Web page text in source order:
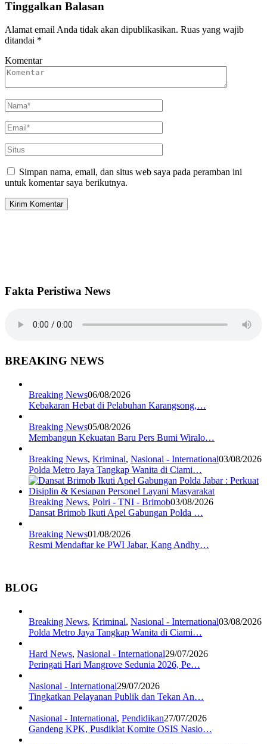
Tinggalkan Balasan
Alamat email Anda tidak akan dipublikasikan. Ruas yang wajib
ditandai *
Komentar
Simpan nama, email, dan situs web saya pada peramban ini
untuk komentar saya berikutnya.
Fakta Peristiwa News
BREAKING NEWS
Breaking News06/08/2026
Kebakaran Hebat di Pelabuhan Karangsong,…
Breaking News05/08/2026
Membangun Kekuatan Baru Pers Bumi Wiralo…
Breaking News, Kriminal, Nasional - International03/08/2026
Polda Metro Jaya Tangkap Wanita di Ciami…
Breaking News, Polri - TNI - Brimob03/08/2026
Dansat Brimob Ikuti Apel Gabungan Polda …
Breaking News01/08/2026
Resmi Mendaftar ke PWI Jabar, Kang Andhy…
BLOG
Breaking News, Kriminal, Nasional - International03/08/2026
Polda Metro Jaya Tangkap Wanita di Ciami…
Hard News, Nasional - International29/07/2026
Peringati Hari Mangrove Sedunia 2026, Pe…
Nasional - International29/07/2026
Tingkatkan Pelayanan Publik dan Tekan An…
Nasional - International, Pendidikan27/07/2026
Gandeng KPK, Pusdiklat Komite OSIS Nasio…